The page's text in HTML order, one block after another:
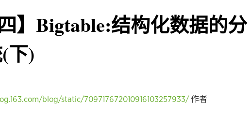
四】Bigtable:结构化数据的分
下)
blog/static/709717672010916103257933/ 作者